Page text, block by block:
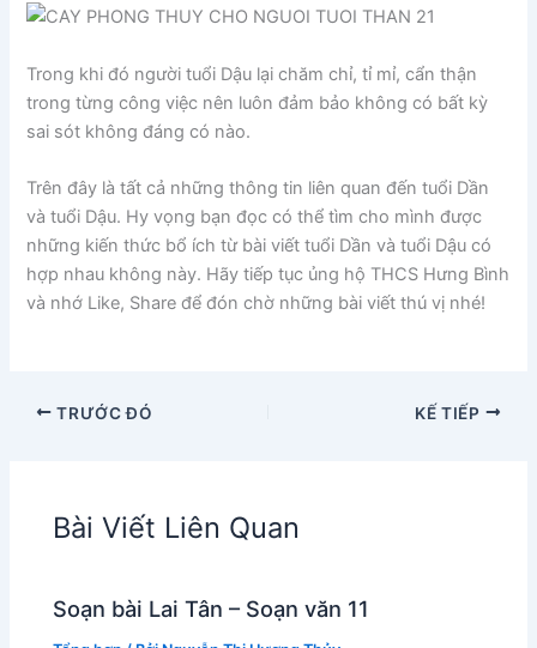
Trong khi đó người tuổi Dậu lại chăm chỉ, tỉ mỉ, cẩn thận
trong từng công việc nên luôn đảm bảo không có bất kỳ
sai sót không đáng có nào.
Trên đây là tất cả những thông tin liên quan đến tuổi Dần
và tuổi Dậu. Hy vọng bạn đọc có thể tìm cho mình được
những kiến thức bổ ích từ bài viết tuổi Dần và tuổi Dậu có
hợp nhau không này. Hãy tiếp tục ủng hộ THCS Hưng Bình
và nhớ Like, Share để đón chờ những bài viết thú vị nhé!
TRƯỚC ĐÓ KẾ TIẾP
Bài Viết Liên Quan
Soạn bài Lai Tân – Soạn văn 11